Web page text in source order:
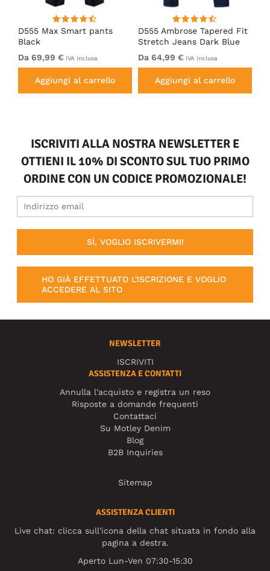
D555 Max Smart pants
Black
Da 69,99 € IVA inclusa
Aggiungi al carrello
D555 Ambrose Tapered Fit
Stretch Jeans Dark Blue
Da 64,99 € IVA inclusa
Aggiungi al carrello
ISCRIVITI ALLA NOSTRA NEWSLETTER E
OTTIENI IL 10% DI SCONTO SUL TUO PRIMO
ORDINE CON UN CODICE PROMOZIONALE!
SÌ, VOGLIO ISCRIVERMI!
HO GIÀ EFFETTUATO L'ISCRIZIONE E VOGLIO
ACCEDERE AL SITO
NEWSLETTER
ISCRIVITI
ASSISTENZA E CONTATTI
Annulla l'acquisto e registra un reso
Risposte a domande frequenti
Contattaci
Su Motley Denim
Blog
B2B Inquiries
Sitemap
ASSISTENZA CLIENTI
Live chat: clicca sull'icona della chat situata in fondo alla
pagina a destra.
Aperto Lun-Ven 07:30-15:30